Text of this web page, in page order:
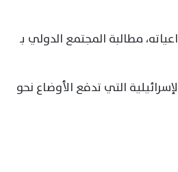
مطالبة المجتمع الدولي بـ
التي تدفع الأوضاع نحو